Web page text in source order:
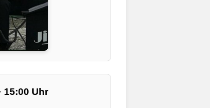
15:00 Uhr